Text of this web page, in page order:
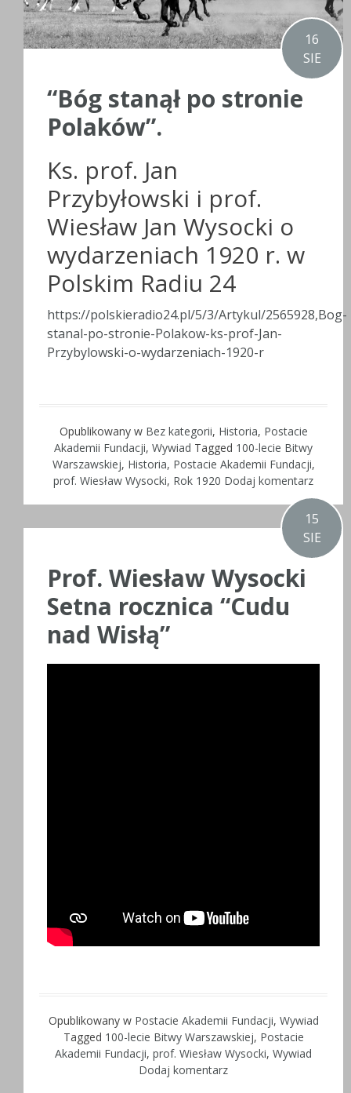
16
SIE
“Bóg stanął po stronie
Polaków”.
Ks. prof. Jan
Przybyłowski i prof.
Wiesław Jan Wysocki o
wydarzeniach 1920 r. w
Polskim Radiu 24
https://polskieradio24.pl/5/3/Artykul/2565928,Bog-
stanal-po-stronie-Polakow-ks-prof-Jan-
Przybylowski-o-wydarzeniach-1920-r
Opublikowany w Bez kategorii, Historia, Postacie
Akademii Fundacji, Wywiad Tagged 100-lecie Bitwy
Warszawskiej, Historia, Postacie Akademii Fundacji,
prof. Wiesław Wysocki, Rok 1920 Dodaj komentarz
15
SIE
Prof. Wiesław Wysocki
Setna rocznica “Cudu
nad Wisłą”
Opublikowany w Postacie Akademii Fundacji, Wywiad
Tagged 100-lecie Bitwy Warszawskiej, Postacie
Akademii Fundacji, prof. Wiesław Wysocki, Wywiad
Dodaj komentarz